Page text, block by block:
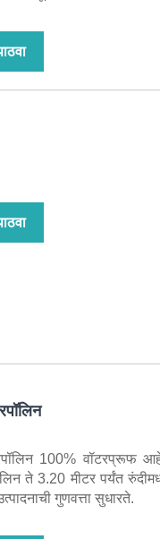
100% वॉटरप्रूफ
ते 3.20 मीटर पर्यंत
गुणवत्ता सुधारते.